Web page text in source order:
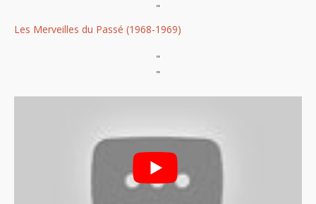
"
Les Merveilles du Passé (1968-1969)
"
"